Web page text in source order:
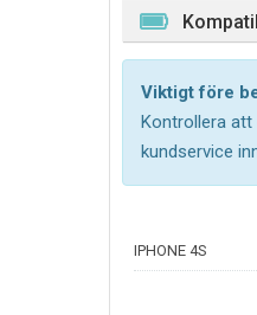
Viktigt före
Kontrollera att
kundservice
IPHONE 4S